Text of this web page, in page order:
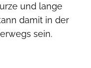
und lange
damit in der
sein.